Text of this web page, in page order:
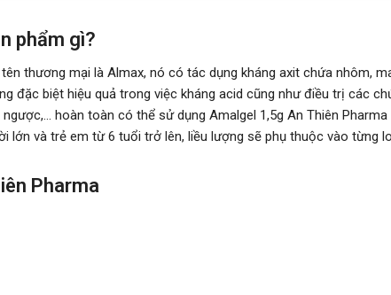
phẩm gì?
thương mại là Almax, nó có tác dụng kháng axit chứa nhôm,
đặc biệt hiệu quả trong việc kháng acid cũng như điều trị các
hoàn toàn có thể sử dụng Amalgel 1,5g An Thiên
lớn và trẻ em từ 6 tuổi trở lên, liều lượng sẽ phụ thuộc vào từng
Pharma